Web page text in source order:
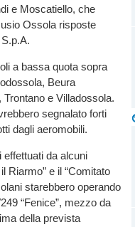
e Moscatiello, che
Ossola risposte
a bassa quota sopra
Beura
e Villadossola.
segnalato forti
dagli aeromobili.
da alcuni
Riarmo” e il “Comitato
starebbero operando
“Fenice”, mezzo da
della prevista